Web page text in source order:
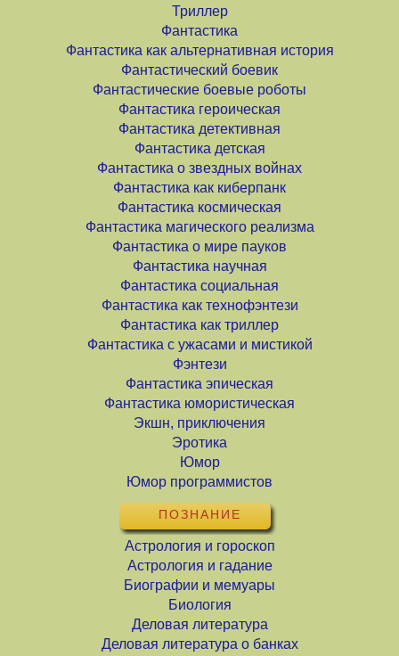
Триллер
Фантастика
Фантастика как альтернативная история
Фантастический боевик
Фантастические боевые роботы
Фантастика героическая
Фантастика детективная
Фантастика детская
Фантастика о звездных войнах
Фантастика как киберпанк
Фантастика космическая
Фантастика магического реализма
Фантастика о мире пауков
Фантастика научная
Фантастика социальная
Фантастика как технофэнтези
Фантастика как триллер
Фантастика с ужасами и мистикой
Фэнтези
Фантастика эпическая
Фантастика юмористическая
Экшн, приключения
Эротика
Юмор
Юмор программистов
ПОЗНАНИЕ
Астрология и гороскоп
Астрология и гадание
Биографии и мемуары
Биология
Деловая литература
Деловая литература о банках